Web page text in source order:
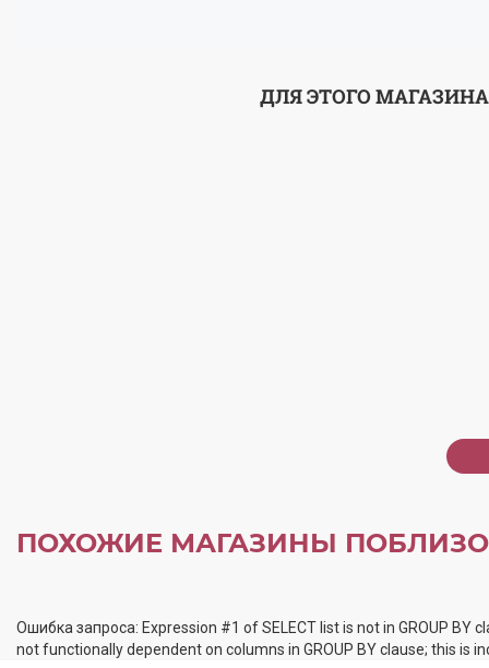
ДЛЯ ЭТОГО
ПОХОЖИЕ МАГАЗИНЫ
Ошибка запроса: Expression #1 of SELECT list is not in GROUP
not functionally dependent on columns in GROUP BY clause; this is